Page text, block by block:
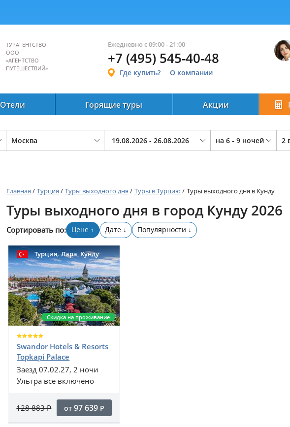
ТУРАГЕНТСТВО
ООО
«АГЕНТСТВО
ПУТЕШЕСТВИЙ»
Ежедневно с 09:00 - 21:00
+7 (495) 545-40-48
Где купить? О компании
Отели Горящие туры Акции
на 6 - 9 ночей 2
Главная / Турция / Туры выходного дня / Туры в Турцию / Туры выходного дня в Кунду
Туры выходного дня в город Кунду 2026
Сортировать по: Цене ↑ Дате ↓ Популярности ↓
Турция,Лара, Кунду
Скидка на проживание
Swandor Hotels & Resorts
Topkapi Palace
Заезд 07.02.27, 2 ночи
Ультра все включено
128 883Р от97 639 Р